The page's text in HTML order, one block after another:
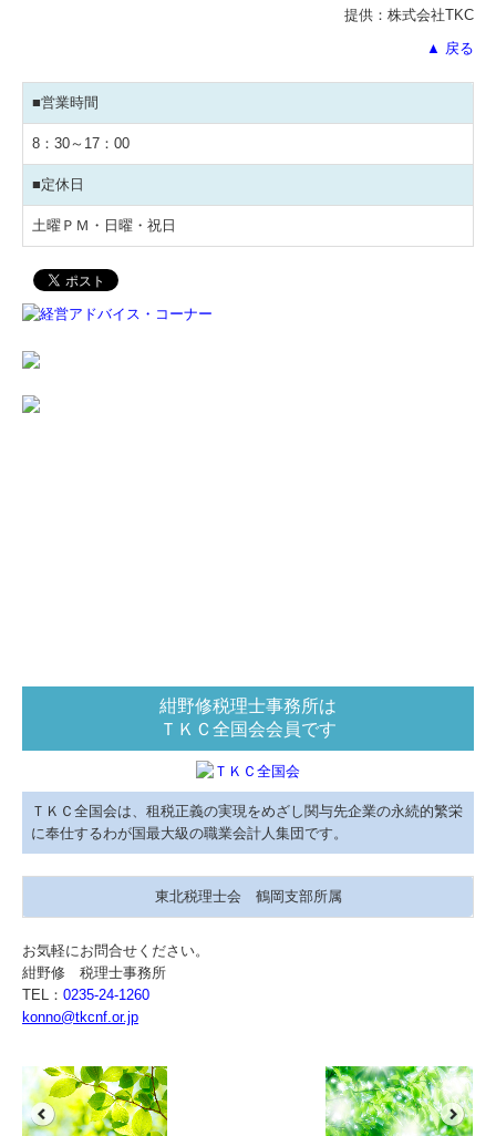
■営業時間
8：30～17：00
■定休日
土曜ＰＭ・日曜・祝日
提供：株式会社TKC
▲ 戻る
紺野修税理士事務所は
ＴＫＣ全国会会員です
ＴＫＣ全国会は、租税正義の実現をめざし関与先企業の永続的繁栄
に奉仕するわが国最大級の職業会計人集団です。
東北税理士会 鶴岡支部所属
お気軽にお問合せください。
紺野修 税理士事務所
TEL： 0235-24-1260
konno@tkcnf.or.jp